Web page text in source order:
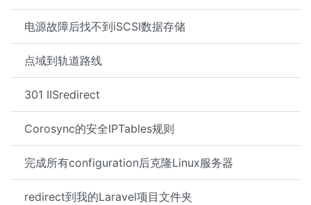
电源故障后找不到iSCSI数据存储
点域到轨道路线
301 IISredirect
Corosync的安全IPTables规则
完成所有configuration后克隆Linux服务器
redirect到我的Laravel项目文件夹